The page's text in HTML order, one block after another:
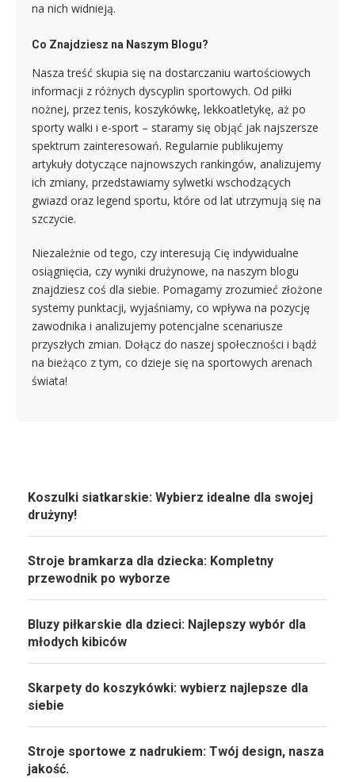
na nich widnieją.
Co Znajdziesz na Naszym Blogu?
Nasza treść skupia się na dostarczaniu wartościowych
informacji z różnych dyscyplin sportowych. Od piłki
nożnej, przez tenis, koszykówkę, lekkoatletykę, aż po
sporty walki i e-sport – staramy się objąć jak najszersze
spektrum zainteresowań. Regularnie publikujemy
artykuły dotyczące najnowszych rankingów, analizujemy
ich zmiany, przedstawiamy sylwetki wschodzących
gwiazd oraz legend sportu, które od lat utrzymują się na
szczycie.
Niezależnie od tego, czy interesują Cię indywidualne
osiągnięcia, czy wyniki drużynowe, na naszym blogu
znajdziesz coś dla siebie. Pomagamy zrozumieć złożone
systemy punktacji, wyjaśniamy, co wpływa na pozycję
zawodnika i analizujemy potencjalne scenariusze
przyszłych zmian. Dołącz do naszej społeczności i bądź
na bieżąco z tym, co dzieje się na sportowych arenach
świata!
Koszulki siatkarskie: Wybierz idealne dla swojej
drużyny!
Stroje bramkarza dla dziecka: Kompletny
przewodnik po wyborze
Bluzy piłkarskie dla dzieci: Najlepszy wybór dla
młodych kibiców
Skarpety do koszykówki: wybierz najlepsze dla
siebie
Stroje sportowe z nadrukiem: Twój design, nasza
jakość.